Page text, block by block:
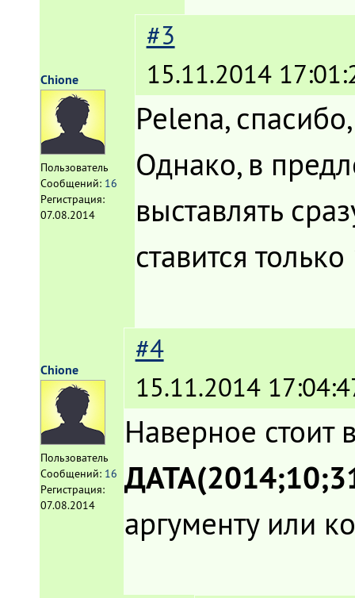
Chione
Пользователь
Сообщений: 16
Регистрация:
07.08.2014
#3
15.11.2014
Pelena,
Однако, в
выставлять
ставится
Chione
Пользователь
Сообщений: 16
Регистрация:
07.08.2014
#4
15.11.2014
Наверное стоит
аргументу или